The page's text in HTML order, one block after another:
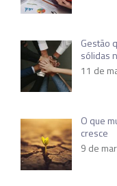
Gestão
sólidas
11 de
O que
cresce
9 de